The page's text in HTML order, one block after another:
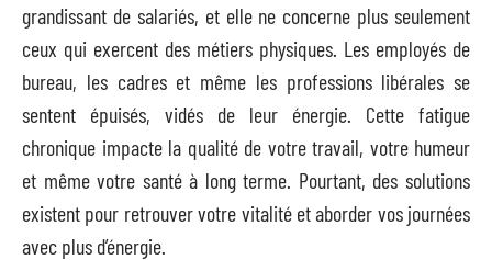
grandissant de salariés, et elle ne concerne plus seulement
ceux qui exercent des métiers physiques. Les employés de
bureau, les cadres et même les professions libérales se
sentent épuisés, vidés de leur énergie. Cette fatigue
chronique impacte la qualité de votre travail, votre humeur
et même votre santé à long terme. Pourtant, des solutions
existent pour retrouver votre vitalité et aborder vos journées
avec plus d’énergie.